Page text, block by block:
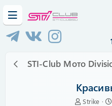
STI-Club Мото
А
Strike